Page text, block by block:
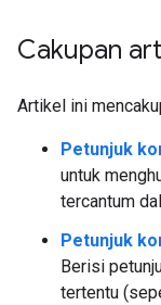
Cakupan
Artikel ini
Petunjuk
untuk
tercantum
Petunjuk
Berisi
tertentu